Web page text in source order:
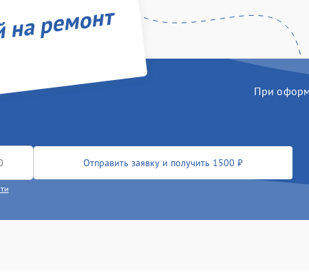
ремонт
При
Отправить заявку и получить 1500 ₽